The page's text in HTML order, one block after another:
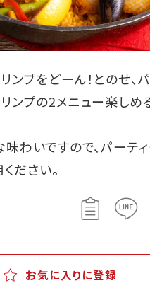
ンプをどーん！とのせ、
ンプの2メニュー楽しめ
わいですので、パーテ
ださい。
お気に入りに登録